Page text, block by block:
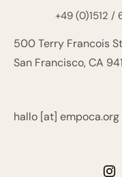
+49 (0)1512 /
500 Terry Francois
San Francisco, CA
hallo [at] empoca.org